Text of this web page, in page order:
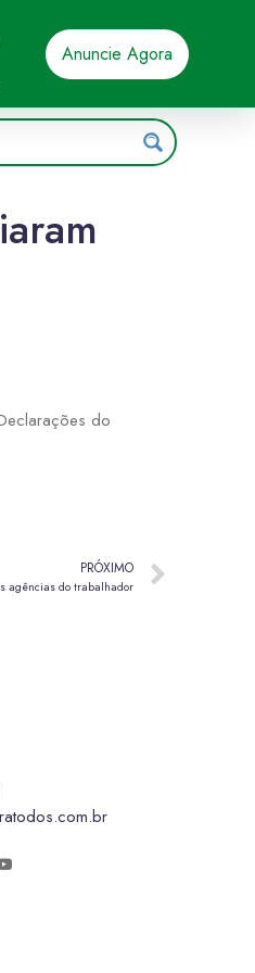
Anuncie Agora
do
PRÓXIMO
agências do trabalhador